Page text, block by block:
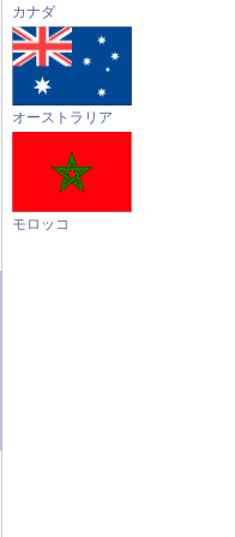
カナダ
オーストラリア
モロッコ